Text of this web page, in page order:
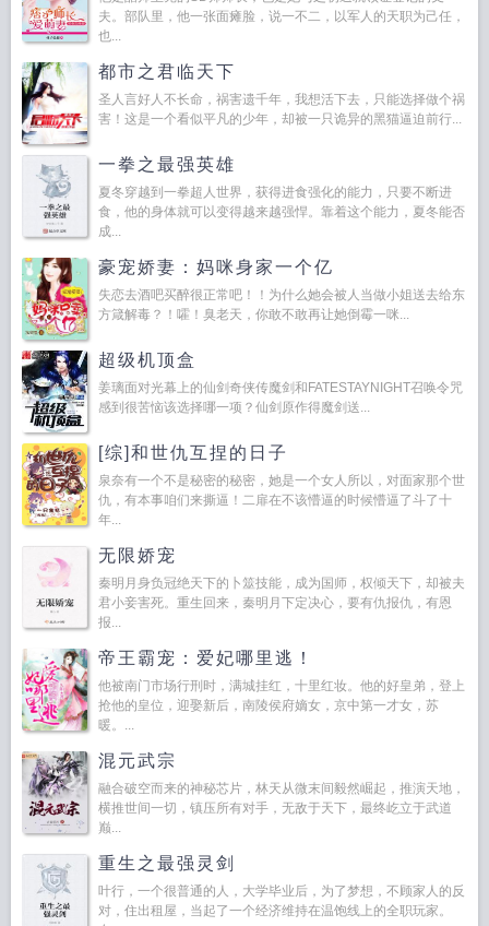
夫。部队里，他一张面瘫脸，说一不二，以军人的天职为己任，
也...
都市之君临天下
圣人言好人不长命，祸害遗千年，我想活下去，只能选择做个祸
害！这是一个看似平凡的少年，却被一只诡异的黑猫逼迫前行...
一拳之最强英雄
夏冬穿越到一拳超人世界，获得进食强化的能力，只要不断进
食，他的身体就可以变得越来越强悍。靠着这个能力，夏冬能否
成...
豪宠娇妻：妈咪身家一个亿
失恋去酒吧买醉很正常吧！！为什么她会被人当做小姐送去给东
方箴解毒？！嚯！臭老天，你敢不敢再让她倒霉一咪...
超级机顶盒
姜璃面对光幕上的仙剑奇侠传魔剑和FATESTAYNIGHT召唤令咒
感到很苦恼该选择哪一项？仙剑原作得魔剑送...
[综]和世仇互捏的日子
泉奈有一个不是秘密的秘密，她是一个女人所以，对面家那个世
仇，有本事咱们来撕逼！二扉在不该懵逼的时候懵逼了斗了十
年...
无限娇宠
秦明月身负冠绝天下的卜筮技能，成为国师，权倾天下，却被夫
君小妾害死。重生回来，秦明月下定决心，要有仇报仇，有恩
报...
帝王霸宠：爱妃哪里逃！
他被南门市场行刑时，满城挂红，十里红妆。他的好皇弟，登上
抢他的皇位，迎娶新后，南陵侯府嫡女，京中第一才女，苏
暖。...
混元武宗
融合破空而来的神秘芯片，林天从微末间毅然崛起，推演天地，
横推世间一切，镇压所有对手，无敌于天下，最终屹立于武道
巅...
重生之最强灵剑
叶行，一个很普通的人，大学毕业后，为了梦想，不顾家人的反
对，住出租屋，当起了一个经济维持在温饱线上的全职玩家。